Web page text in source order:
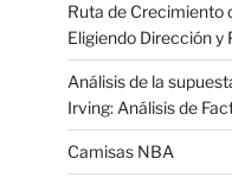
Ruta de Crecimiento
Eligiendo Dirección
Análisis de la
Irving: Análisis de
Camisas NBA